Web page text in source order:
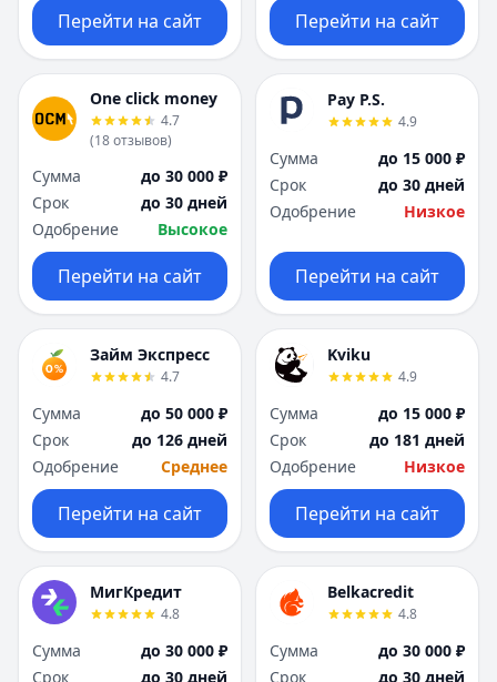
Перейти на сайт Перейти на сайт
One click money
4.7
(18отзывов)
Сумма
до 30 000 ₽
Срок
до 30 дней
Одобрение
Высокое
Перейти на сайт
Pay P.S.
4.9
Сумма
до 15 000 ₽
Срок
до 30 дней
Одобрение
Низкое
Перейти на сайт
Займ Экспресс
4.7
Сумма
до 50 000 ₽
Срок
до 126 дней
Одобрение
Среднее
Перейти на сайт
Kviku
4.9
Сумма
до 15 000 ₽
Срок
до 181 дней
Одобрение
Низкое
Перейти на сайт
МигКредит
4.8
Сумма
до 30 000 ₽
Срок
до 30 дней
Belkacredit
4.8
Сумма
до 30 000 ₽
Срок
до 30 дней